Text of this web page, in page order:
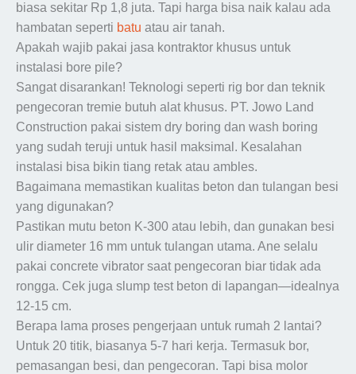
biasa sekitar Rp 1,8 juta. Tapi harga bisa naik kalau ada
hambatan seperti batu atau air tanah.
Apakah wajib pakai jasa kontraktor khusus untuk
instalasi bore pile?
Sangat disarankan! Teknologi seperti rig bor dan teknik
pengecoran tremie butuh alat khusus. PT. Jowo Land
Construction pakai sistem dry boring dan wash boring
yang sudah teruji untuk hasil maksimal. Kesalahan
instalasi bisa bikin tiang retak atau ambles.
Bagaimana memastikan kualitas beton dan tulangan besi
yang digunakan?
Pastikan mutu beton K-300 atau lebih, dan gunakan besi
ulir diameter 16 mm untuk tulangan utama. Ane selalu
pakai concrete vibrator saat pengecoran biar tidak ada
rongga. Cek juga slump test beton di lapangan—idealnya
12-15 cm.
Berapa lama proses pengerjaan untuk rumah 2 lantai?
Untuk 20 titik, biasanya 5-7 hari kerja. Termasuk bor,
pemasangan besi, dan pengecoran. Tapi bisa molor